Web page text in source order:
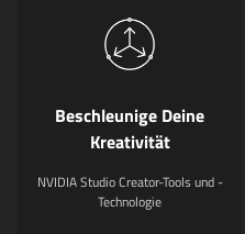
Beschleunige Deine
Kreativität
NVIDIA Studio Creator-Tools und -
Technologie